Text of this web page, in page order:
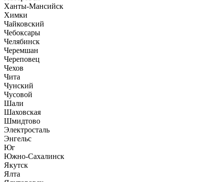
Ханты-Мансийск
Химки
Чайковский
Чебоксары
Челябинск
Черемшан
Череповец
Чехов
Чита
Чунский
Чусовой
Шали
Шаховская
Шмидтово
Электросталь
Энгельс
Юг
Южно-Сахалинск
Якутск
Ялта